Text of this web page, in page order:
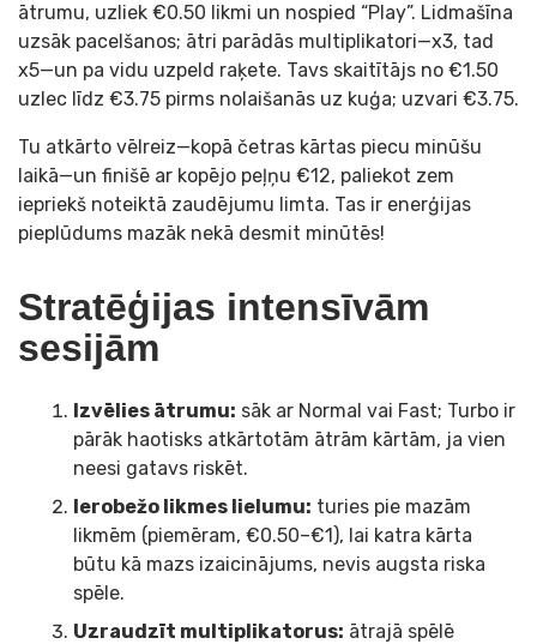
ātrumu, uzliek €0.50 likmi un nospied “Play”. Lidmašīna
uzsāk pacelšanos; ātri parādās multiplikatori—x3, tad
x5—un pa vidu uzpeld raķete. Tavs skaitītājs no €1.50
uzlec līdz €3.75 pirms nolaišanās uz kuģa; uzvari €3.75.
Tu atkārto vēlreiz—kopā četras kārtas piecu minūšu
laikā—un finišē ar kopējo peļņu €12, paliekot zem
iepriekš noteiktā zaudējumu limta. Tas ir enerģijas
pieplūdums mazāk nekā desmit minūtēs!
Stratēģijas intensīvām
sesijām
Izvēlies ātrumu: sāk ar Normal vai Fast; Turbo ir
pārāk haotisks atkārtotām ātrām kārtām, ja vien
neesi gatavs riskēt.
Ierobežo likmes lielumu: turies pie mazām
likmēm (piemēram, €0.50–€1), lai katra kārta
būtu kā mazs izaicinājums, nevis augsta riska
spēle.
Uzraudzīt multiplikatorus: ātrajā spēlē